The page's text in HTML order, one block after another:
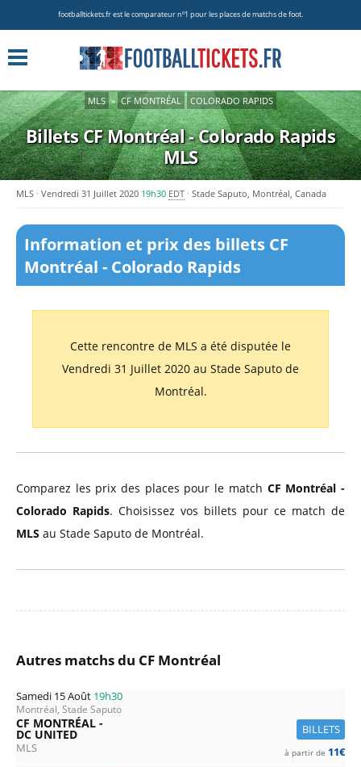
footballtickets.fr est le comparateur nº1 pour les places de matchs de foot.
MLS » CF MONTRÉAL COLORADO RAPIDS
Billets CF Montréal - Colorado Rapids
MLS
MLS Vendredi 31 Juillet 2020 19h30 EDT Stade Saputo, Montréal, Canada
Information et prix des billets CF
Montréal - Colorado Rapids
Cette rencontre de MLS a été disputée le
Vendredi 31 Juillet 2020 au Stade Saputo de
Montréal.
Comparez les prix des places pour le match CF Montréal -
Colorado Rapids. Choisissez vos billets pour ce match de
MLS au Stade Saputo de Montréal.
Autres matchs du CF Montréal
Samedi 15 Août 19h30
Montréal, Stade Saputo
BILLETS
CF MONTRÉAL -
DC UNITED
MLS à partir de 11€